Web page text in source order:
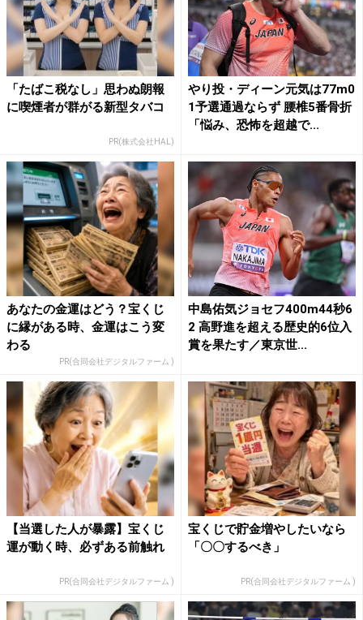
「たばこ税なし」思わぬ朗報
に喫煙者が群がる新型タバコ
PR(株式会社HAL)
やり投・ディーン元気は77m0
1予選通過ならず 腰椎5番骨折
「悩み、恐怖を超越で...
あなたの金運はどう？宝くじ
に縁がある時、金運はこう変
わる
PR(合同会社デジタルファーム )
中島佑気ジョセフ400m44秒6
2 高野進を超える歴史的6位入
賞を果たす／東京世...
【当選した人が暴露】宝くじ
運が動く時、必ずある前触れ
PR(合同会社デジタルファーム )
宝くじで貯金増やしたいなら
「〇〇するべき」
PR(合同会社デジタルファーム )